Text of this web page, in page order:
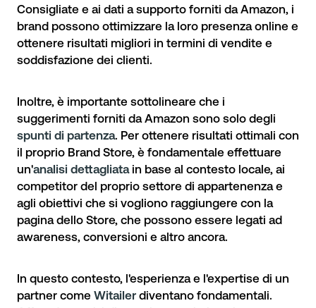
Consigliate e ai dati a supporto forniti da Amazon, i
brand possono ottimizzare la loro presenza online e
ottenere risultati migliori in termini di vendite e
soddisfazione dei clienti.
Inoltre, è importante sottolineare che i
suggerimenti forniti da Amazon sono solo degli
spunti di partenza. Per ottenere risultati ottimali con
il proprio Brand Store, è fondamentale effettuare
un'analisi dettagliata in base al contesto locale, ai
competitor del proprio settore di appartenenza e
agli obiettivi che si vogliono raggiungere con la
pagina dello Store, che possono essere legati ad
awareness, conversioni e altro ancora.
In questo contesto, l'esperienza e l'expertise di un
partner come Witailer diventano fondamentali.